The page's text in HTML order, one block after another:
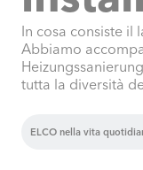
In cosa consiste
Abbiamo
tutta la diversità
ELCO nella vita